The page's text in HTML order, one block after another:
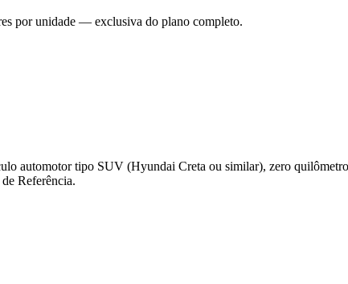
por unidade — exclusiva do plano completo.
automotor tipo SUV (Hyundai Creta ou similar), zero
Referência.